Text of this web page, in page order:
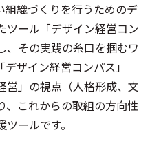
組織づくりを行うためのデ
ツール「デザイン経営コン
、その実践の糸口を掴むワ
ザイン経営コンパス」
営」の視点（⼈格形成、⽂
、これからの取組の⽅向性
ールです。